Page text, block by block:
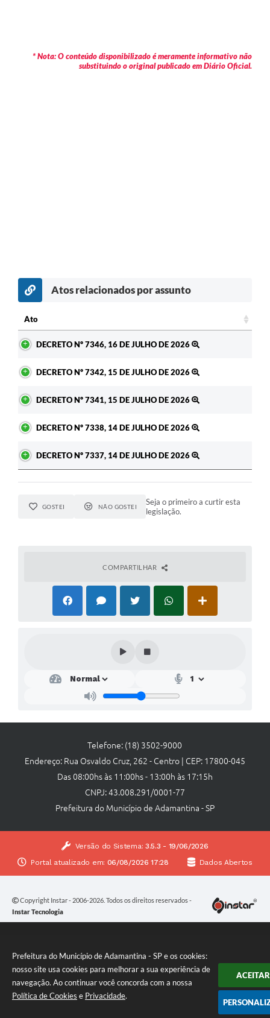
Prefeitura do Município de Adamantina - SP e os cookies:
nosso site usa cookies para melhorar a sua experiência de
navegação. Ao continuar você concorda com a nossa
Política de Cookies e Privacidade.
ACEITAR
* Nota: O conteúdo disponibilizado é meramente informativo não
substituindo o original publicado em Diário Oficial.
Atos relacionados por assunto
Ato
DECRETO Nº 7346, 16 DE JULHO DE 2026
DECRETO Nº 7342, 15 DE JULHO DE 2026
DECRETO Nº 7341, 15 DE JULHO DE 2026
DECRETO Nº 7338, 14 DE JULHO DE 2026
DECRETO Nº 7337, 14 DE JULHO DE 2026
GOSTEI NÃO GOSTEI
Seja o primeiro a curtir esta
legislação.
COMPARTILHAR
Telefone: (18) 3502-9000
Endereço: Rua Osvaldo Cruz, 262 - Centro | CEP: 17800-045
Das 08:00hs às 11:00hs - 13:00h às 17:15h
CNPJ: 43.008.291/0001-77
Prefeitura do Município de Adamantina - SP
Versão do Sistema: 3.5.3 - 19/06/2026
Portal atualizado em: 06/08/2026 17:28 Dados Abertos
Copyright Instar - 2006-2026. Todos os direitos reservados -
Instar Tecnologia